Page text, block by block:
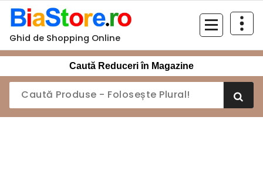
Sari
conținut
Ghid de Shopping Online
Caută Reduceri în Magazine